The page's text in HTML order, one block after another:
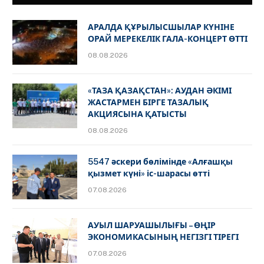
АРАЛДА ҚҰРЫЛЫСШЫЛАР КҮНІНЕ
ОРАЙ МЕРЕКЕЛІК ГАЛА-КОНЦЕРТ ӨТТІ
08.08.2026
«ТАЗА ҚАЗАҚСТАН»: АУДАН ӘКІМІ
ЖАСТАРМЕН БІРГЕ ТАЗАЛЫҚ
АКЦИЯСЫНА ҚАТЫСТЫ
08.08.2026
5547 әскери бөлімінде «Алғашқы
қызмет күні» іс-шарасы өтті
07.08.2026
АУЫЛ ШАРУАШЫЛЫҒЫ – ӨҢІР
ЭКОНОМИКАСЫНЫҢ НЕГІЗГІ ТІРЕГІ
07.08.2026